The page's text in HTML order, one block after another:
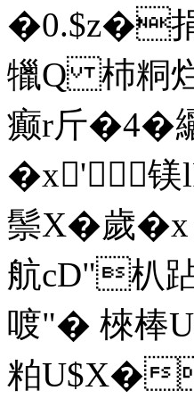
犣Q 杮粡
癫r斤�4�
�x'镁
鬃X�歲
航cD"朳
喥"� 棶棒
粕U$X�